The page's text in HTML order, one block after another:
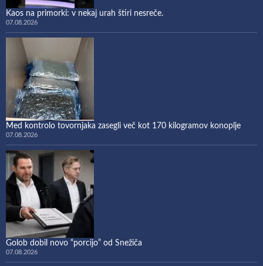
Kaos na primorki: v nekaj urah štiri nesreče.
07.08.2026
Med kontrolo tovornjaka zasegli več kot 170 kilogramov konoplje
07.08.2026
Golob dobil novo “porcijo” od Snežiča
07.08.2026